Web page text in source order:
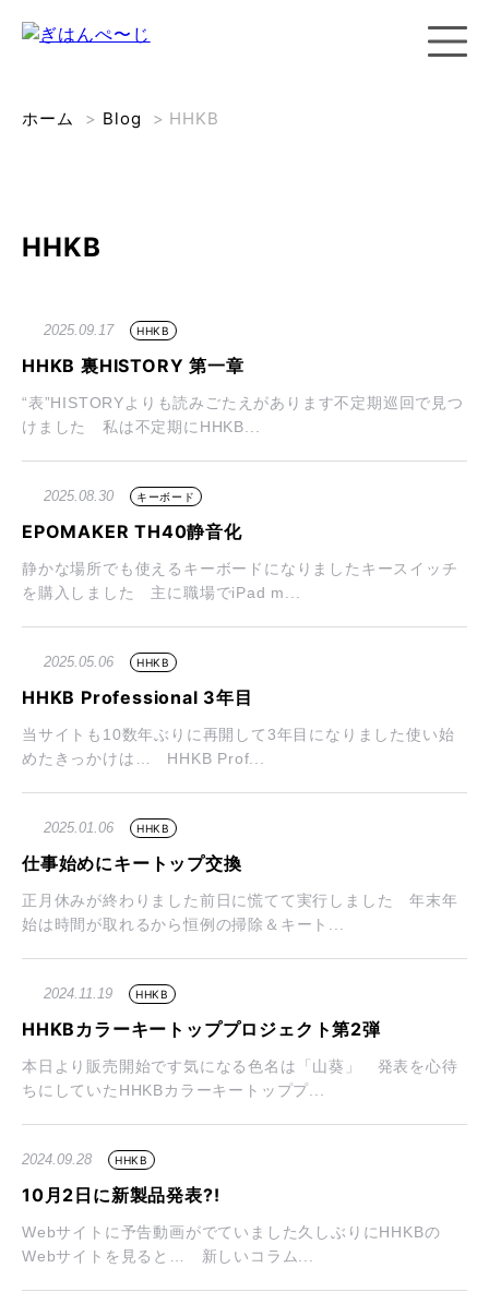
ホーム > Blog > HHKB
HHKB
2025.09.17 HHKB
HHKB 裏HISTORY 第一章
“表”HISTORYよりも読みごたえがあります不定期巡回で見つ
けました 私は不定期にHHKB...
2025.08.30 キーボード
EPOMAKER TH40静音化
静かな場所でも使えるキーボードになりましたキースイッチ
を購入しました 主に職場でiPad m...
2025.05.06 HHKB
HHKB Professional 3年目
当サイトも10数年ぶりに再開して3年目になりました使い始
めたきっかけは… HHKB Prof...
2025.01.06 HHKB
仕事始めにキートップ交換
正月休みが終わりました前日に慌てて実行しました 年末年
始は時間が取れるから恒例の掃除＆キート...
2024.11.19 HHKB
HHKBカラーキートッププロジェクト第2弾
本日より販売開始です気になる色名は「山葵」 発表を心待
ちにしていたHHKBカラーキートッププ...
2024.09.28 HHKB
10月2日に新製品発表?!
Webサイトに予告動画がでていました久しぶりにHHKBの
Webサイトを見ると… 新しいコラム...